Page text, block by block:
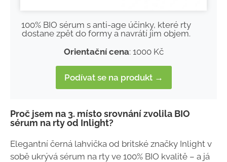
100% BIO sérum s anti-age účinky, které rty
dostane zpět do formy a navrátí jim objem.
Orientační cena: 1000 Kč
Podívat se na produkt →
Proč jsem na 3. místo srovnání zvolila BIO
sérum na rty od Inlight?
Elegantní černá lahvička od britské značky Inlight v
sobě ukrývá sérum na rty ve 100% BIO kvalitě – a já